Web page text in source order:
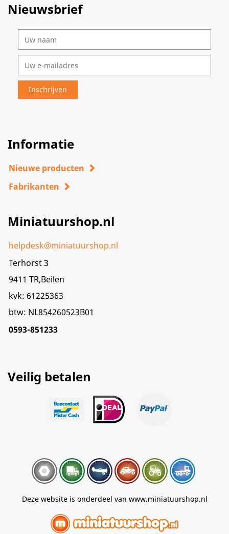
Nieuwsbrief
Informatie
Nieuwe producten
Fabrikanten
Miniatuurshop.nl
helpdesk@miniatuurshop.nl
Terhorst 3
9411 TR,Beilen
kvk: 61225363
btw: NL854260523B01
0593-851233
Veilig betalen
Deze website is onderdeel van www.miniatuurshop.nl